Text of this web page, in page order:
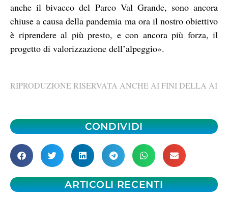
anche il bivacco del Parco Val Grande, sono ancora
chiuse a causa della pandemia ma ora il nostro obiettivo
è riprendere al più presto, e con ancora più forza, il
progetto di valorizzazione dell’alpeggio».
RIPRODUZIONE RISERVATA ANCHE AI FINI DELLA AI
CONDIVIDI
ARTICOLI RECENTI